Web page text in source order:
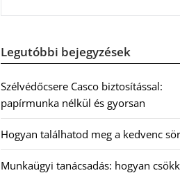
Legutóbbi bejegyzések
Szélvédőcsere Casco biztosítással:
papírmunka nélkül és gyorsan
Hogyan találhatod meg a kedvenc
Munkaügyi tanácsadás: hogyan